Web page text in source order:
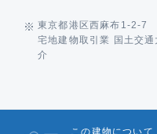
東京都港区西麻布1-2-7
宅地建物取引業 国土交
介
この建物について